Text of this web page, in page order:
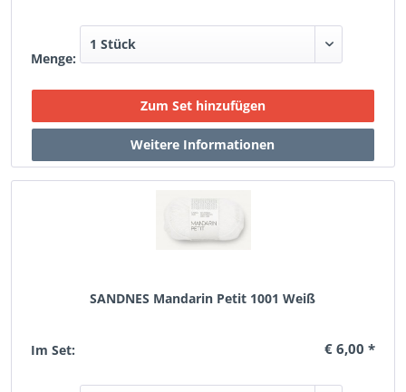
Menge:
SANDNES Mandarin Petit 1001 Weiß
Im Set: € 6,00 *